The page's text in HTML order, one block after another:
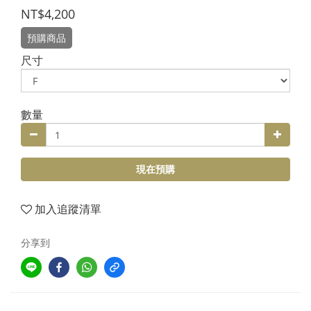
NT$4,200
預購商品
尺寸
數量
現在預購
加入追蹤清單
分享到